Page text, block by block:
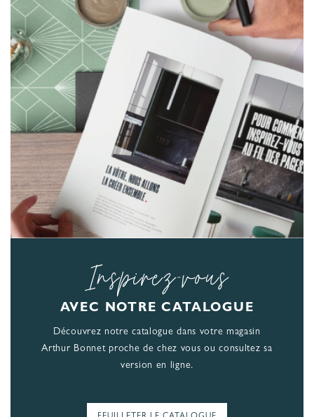
Inspirez-vous
AVEC NOTRE CATALOGUE
Découvrez notre catalogue dans votre magasin
Arthur Bonnet proche de chez vous ou consultez sa
version en ligne.